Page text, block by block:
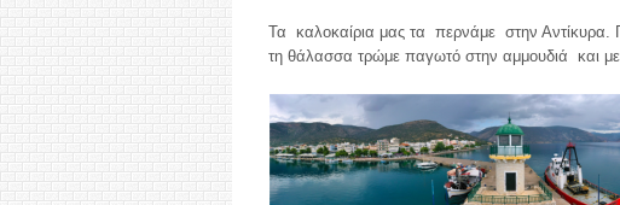
Τα καλοκαίρια μας τα περνάμε στην
τη θάλασσα τρώμε παγωτό στην αμμουδιά και